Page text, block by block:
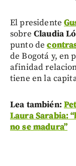
El presidente
sobre Claudia
punto de
de Bogotá y, en
afinidad
tiene en la
Lea también:
Laura Sarabia:
no se madura”